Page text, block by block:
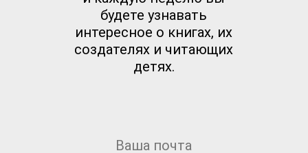
будете узнавать
интересное о книгах, их
создателях и читающих
детях.